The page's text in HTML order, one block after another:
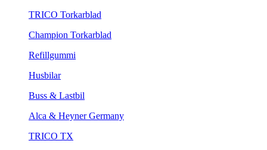
TRICO Torkarblad
Champion Torkarblad
Refillgummi
Husbilar
Buss & Lastbil
Alca & Heyner Germany
TRICO TX